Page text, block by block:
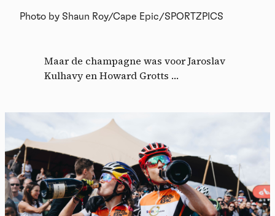
Photo by Shaun Roy/Cape Epic/SPORTZPICS
Maar de champagne was voor Jaroslav
Kulhavy en Howard Grotts …